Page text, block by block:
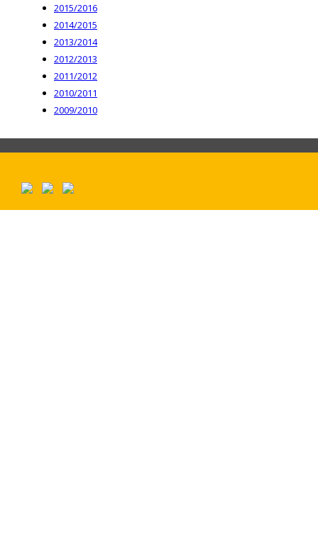
2015/2016
2014/2015
2013/2014
2012/2013
2011/2012
2010/2011
2009/2010